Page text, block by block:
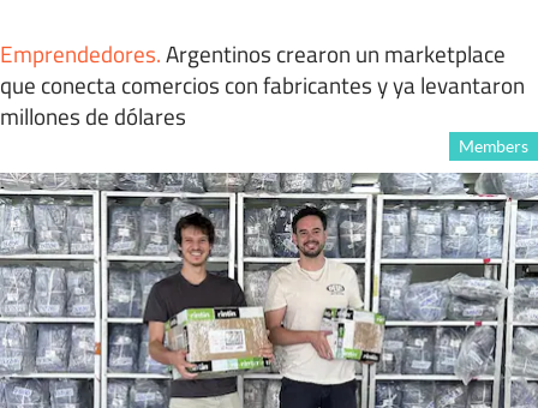
Emprendedores.Argentinos crearon un marketplace
que conecta comercios con fabricantes y ya levantaron
millones de dólares
Members